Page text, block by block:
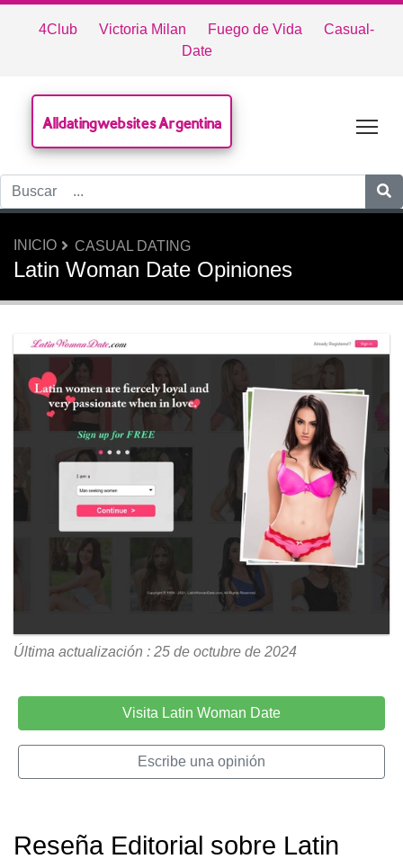
4Club Victoria Milan Fuego de Vida
Casual-
Date
Alldatingwebsites Argentina
INICIO CASUAL DATING
Latin Woman Date Opiniones
Última actualización : 25 de octubre de 2024
Visita Latin Woman Date
Escribe una opinión
Reseña Editorial sobre Latin